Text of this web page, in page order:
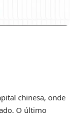
chinesa, onde
O último